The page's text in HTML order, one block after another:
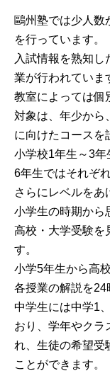
鷗州塾では少人数
を行っています。
入試情報を熟知
業が行われていま
教室によっては個
対象は、年少から
に向けたコースを
小学校1年生～3年
6年生ではそれぞ
さらにレベルをあ
小学生の時期から
高校・大学受験を
す。
小学5年生から高
各授業の解説を24
中学生には中学1
おり、学年やクラ
れ、生徒の希望受
ことができます。